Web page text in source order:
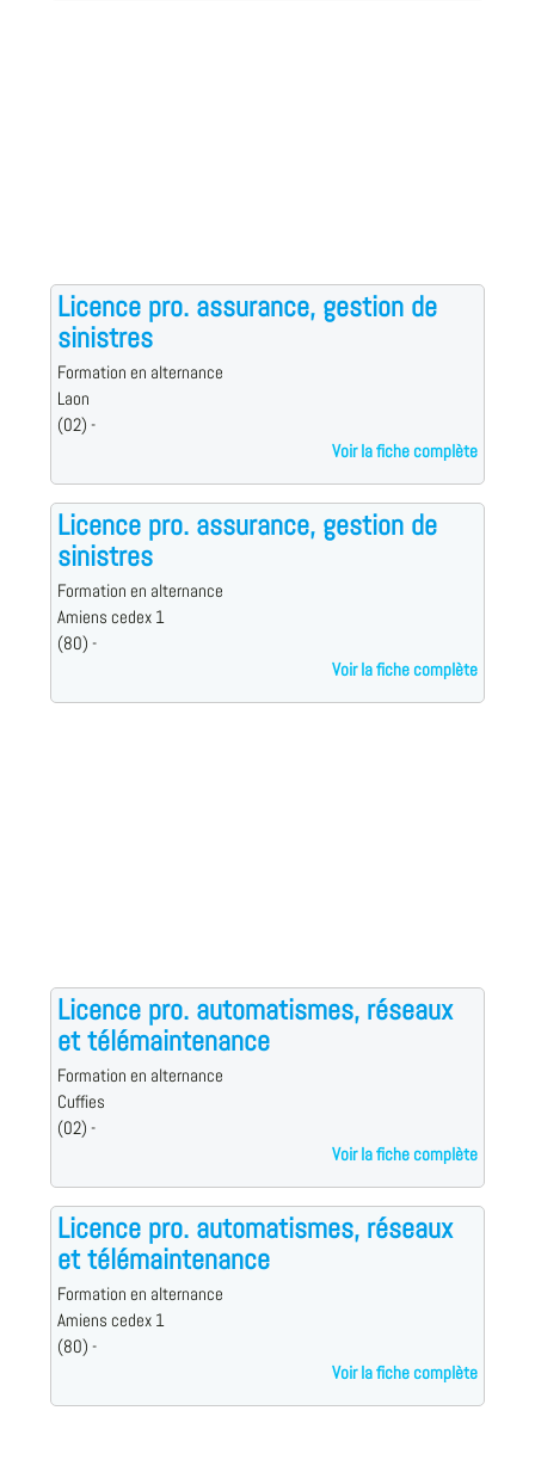
Licence pro. assurance, gestion de
sinistres
Formation en alternance
Laon
(02) -
Voir la fiche complète
Licence pro. assurance, gestion de
sinistres
Formation en alternance
Amiens cedex 1
(80) -
Voir la fiche complète
Licence pro. automatismes, réseaux
et télémaintenance
Formation en alternance
Cuffies
(02) -
Voir la fiche complète
Licence pro. automatismes, réseaux
et télémaintenance
Formation en alternance
Amiens cedex 1
(80) -
Voir la fiche complète